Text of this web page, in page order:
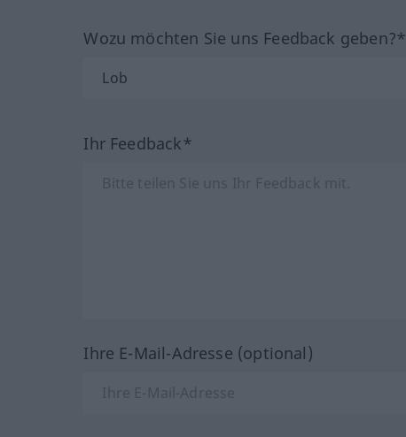
Wozu möchten Sie uns Feedback geben?*
Ihr Feedback*
Ihre E-Mail-Adresse (optional)